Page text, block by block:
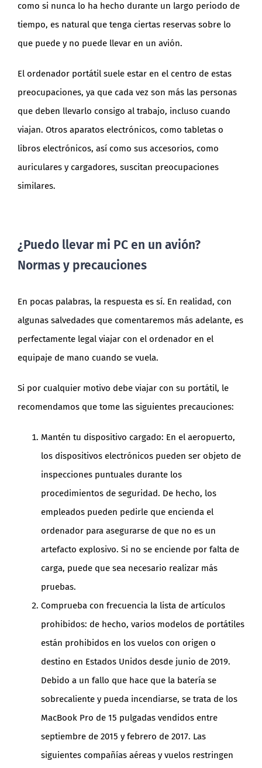
como si nunca lo ha hecho durante un largo periodo de
tiempo, es natural que tenga ciertas reservas sobre lo
que puede y no puede llevar en un avión.
El ordenador portátil suele estar en el centro de estas
preocupaciones, ya que cada vez son más las personas
que deben llevarlo consigo al trabajo, incluso cuando
viajan. Otros aparatos electrónicos, como tabletas o
libros electrónicos, así como sus accesorios, como
auriculares y cargadores, suscitan preocupaciones
similares.
¿Puedo llevar mi PC en un avión?
Normas y precauciones
En pocas palabras, la respuesta es sí. En realidad, con
algunas salvedades que comentaremos más adelante, es
perfectamente legal viajar con el ordenador en el
equipaje de mano cuando se vuela.
Si por cualquier motivo debe viajar con su portátil, le
recomendamos que tome las siguientes precauciones:
Mantén tu dispositivo cargado: En el aeropuerto,
los dispositivos electrónicos pueden ser objeto de
inspecciones puntuales durante los
procedimientos de seguridad. De hecho, los
empleados pueden pedirle que encienda el
ordenador para asegurarse de que no es un
artefacto explosivo. Si no se enciende por falta de
carga, puede que sea necesario realizar más
pruebas.
Comprueba con frecuencia la lista de artículos
prohibidos: de hecho, varios modelos de portátiles
están prohibidos en los vuelos con origen o
destino en Estados Unidos desde junio de 2019.
Debido a un fallo que hace que la batería se
sobrecaliente y pueda incendiarse, se trata de los
MacBook Pro de 15 pulgadas vendidos entre
septiembre de 2015 y febrero de 2017. Las
siguientes compañías aéreas y vuelos restringen